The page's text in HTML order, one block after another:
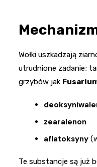
Wołki uszkadzają
utrudnione zadanie;
grzybów jak
zearalenon
aflatoksyny
Te substancje są już